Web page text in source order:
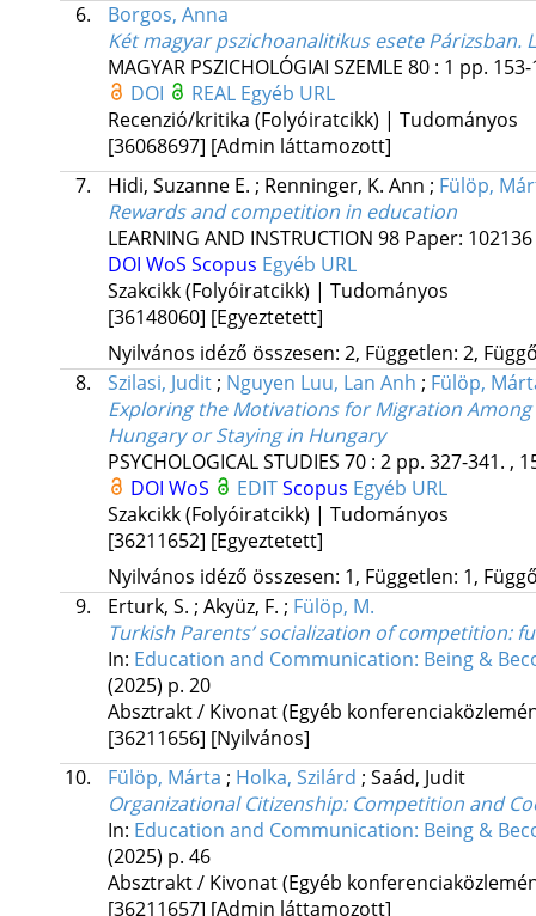
6.
Borgos, Anna
Két magyar pszichoanalitikus esete Párizsban.
MAGYAR PSZICHOLÓGIAI SZEMLE 80: 1 pp.
DOI
REAL Egyéb URL
Recenzió/kritika (Folyóiratcikk) | Tudományos
[36068697] [Admin láttamozott]
7.
Hidi, Suzanne E. ; Renninger, K. Ann ; Fülöp,
Rewards and competition in education
LEARNING AND INSTRUCTION 98 Paper:
DOI WoS Scopus Egyéb URL
Szakcikk (Folyóiratcikk) | Tudományos
[36148060] [Egyeztetett]
Nyilvános idéző összesen: 2, Független: 2,
8.
Szilasi, Judit; Nguyen Luu, Lan Anh ; Fülöp,
Exploring the Motivations for Migration
Hungary or Staying in Hungary
PSYCHOLOGICAL STUDIES 70: 2 pp. 327-341. ,
DOI WoS EDITScopus Egyéb URL
Szakcikk (Folyóiratcikk) | Tudományos
[36211652] [Egyeztetett]
Nyilvános idéző összesen: 1, Független: 1,
9.
Erturk, S. ; Akyüz, F. ; Fülöp, M.
Turkish Parents’ socialization of competition:
In: Education and Communication: Being &
(2025) p. 20
Absztrakt / Kivonat (Egyéb
[36211656] [Nyilvános]
10.
Fülöp, Márta ; Holka, Szilárd ; Saád, Judit
Organizational Citizenship: Competition and
In: Education and Communication: Being &
(2025) p. 46
Absztrakt / Kivonat (Egyéb
[36211657] [Admin láttamozott]